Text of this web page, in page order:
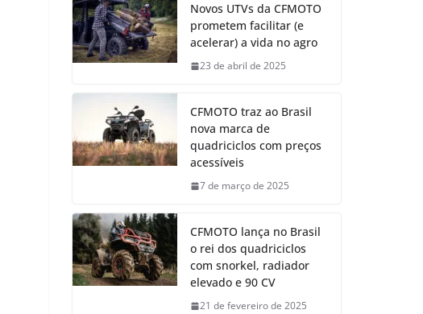
Novos UTVs da CFMOTO
prometem facilitar (e
acelerar) a vida no agro
23 de abril de 2025
CFMOTO traz ao Brasil
nova marca de
quadriciclos com preços
acessíveis
7 de março de 2025
CFMOTO lança no Brasil
o rei dos quadriciclos
com snorkel, radiador
elevado e 90 CV
21 de fevereiro de 2025